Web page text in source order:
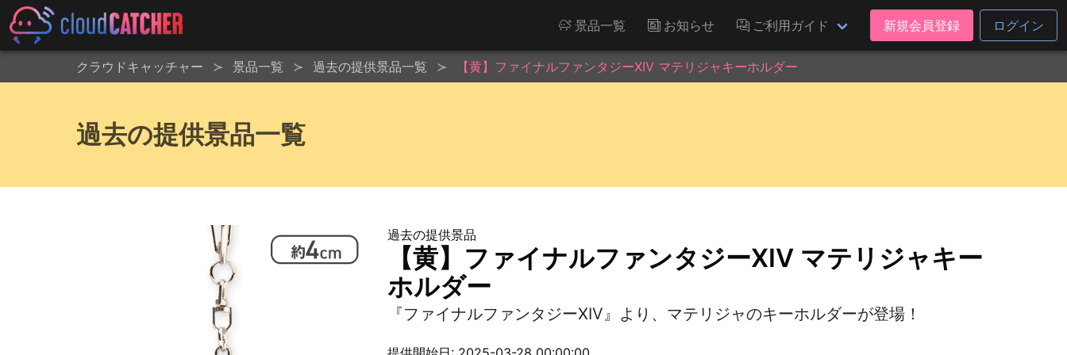
景品一覧 お知らせ ご利用ガイド 新規会員登録 ログイン
クラウドキャッチャー 景品一覧 過去の提供景品一覧 【黄】ファイナルファンタジーXIV マテリジャキーホルダー
過去の提供景品一覧
過去の提供景品
【黄】ファイナルファンタジーXIV マテリジャキー
ホルダー
『ファイナルファンタジーXIV』より、マテリジャのキーホルダーが登場！